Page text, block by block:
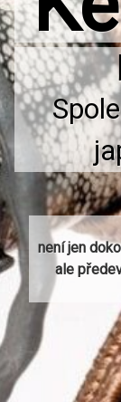
není jen
ale